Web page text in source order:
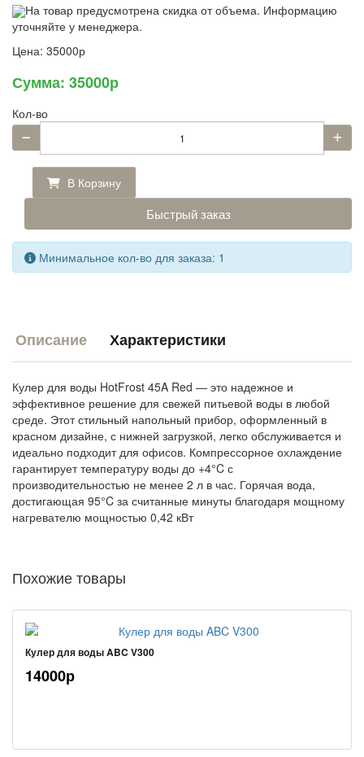
На товар предусмотрена скидка от объема. Информацию
уточняйте у менеджера.
Цена: 35000р
Сумма: 35000р
Кол-во
В Корзину
Быстрый заказ
Минимальное кол-во для заказа: 1
Описание Характеристики
Кулер для воды HotFrost 45A Red — это надежное и
эффективное решение для свежей питьевой воды в любой
среде. Этот стильный напольный прибор, оформленный в
красном дизайне, с нижней загрузкой, легко обслуживается и
идеально подходит для офисов. Компрессорное охлаждение
гарантирует температуру воды до +4°C с
производительностью не менее 2 л в час. Горячая вода,
достигающая 95°C за считанные минуты благодаря мощному
нагревателю мощностью 0,42 кВт
Похожие товары
Кулер для воды ABC V300
14000р